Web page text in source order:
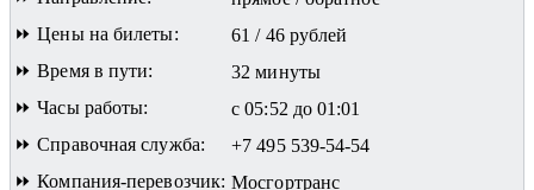
⏩ Цены на билеты:
61 / 46 рублей
⏩ Время в пути:
32 минуты
⏩ Часы работы:
с 05:52 до 01:01
⏩ Справочная служба:
+7 495 539-54-54
⏩ Компания-перевозчик: Мосгортранс